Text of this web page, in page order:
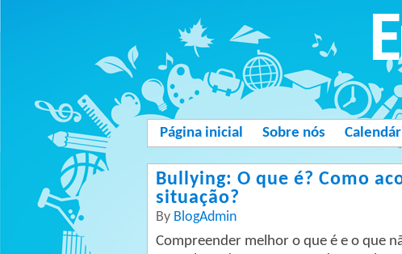
Página inicial Sobre nós
Bullying: O que é? Como
situação?
By BlogAdmin
Compreender melhor o que é e o que